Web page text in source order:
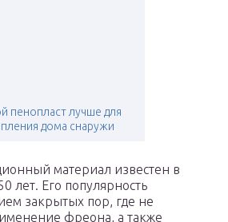
пенопласт лучше для
дома снаружи
материал известен в
лет. Его популярность
закрытых пор, где не
фреона, а также